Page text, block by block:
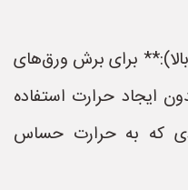
برای برش ورق‌های
ایجاد حرارت استفاده
که به حرارت حساس